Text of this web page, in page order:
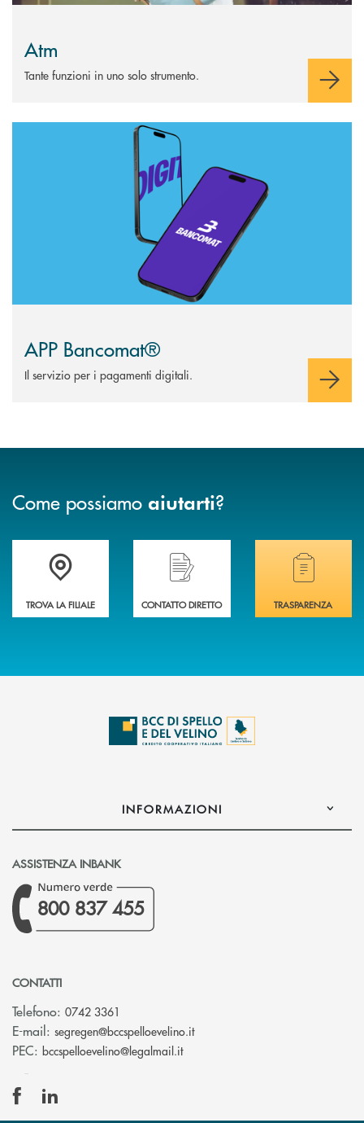
Atm
Tante funzioni in uno solo strumento.
Scopri di più APP Bancomat®
APP Bancomat®
Il servizio per i pagamenti digitali.
Come possiamo aiutarti?
Accedi all' elenco completo delle filiali della BCC di Spello e del Velino
TROVA LA FILIALE
Hai bisogno di assistenza immediata?
CONTATTO DIRETTO
Hai bisogno di
TRASPARENZA
INFORMAZIONI
ASSISTENZA INBANK
800 837 455
CONTATTI
Telefono: 0742 3361
E-mail: segregen@bccspelloevelino.it(si apre l’app di posta
PEC: bccspelloevelino@legalmail.it(si apre l’app di posta